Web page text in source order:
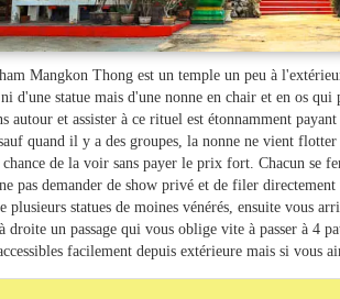
Mangkon Thong est un temple un peu à
ni d'une statue mais d'une nonne en chair et en os
autour et assister à ce rituel est étonnamment
quand il y a des groupes, la nonne ne vient
chance de la voir sans payer le prix fort. Chacun se
pas demander de show privé et de filer
plusieurs statues de moines vénérés, ensuite vous
droite un passage qui vous oblige vite à passer à 4
facilement depuis extérieure mais si vous